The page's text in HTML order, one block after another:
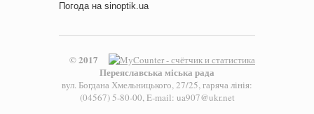
Погода на sinoptik.ua
© 2017
Переяславська міська рада
вул. Богдана Хмельницького, 27/25, гаряча лінія:
(04567) 5-80-00, E-mail: ua907@ukr.net